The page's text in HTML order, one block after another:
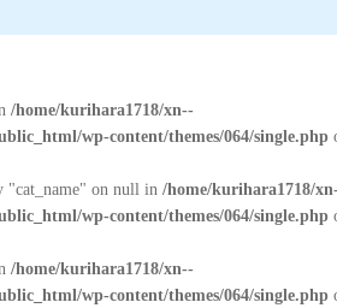
/home/kurihara1718/xn--
wp-content/themes/064/single.php
"cat_name" on null in/home/kurihara1718/
wp-content/themes/064/single.php
/home/kurihara1718/xn--
wp-content/themes/064/single.php